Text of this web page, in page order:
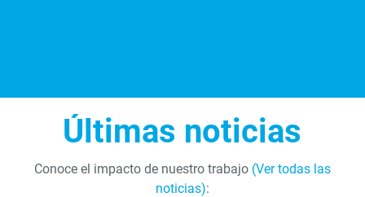
Últimas noticias
Conoce el impacto de nuestro trabajo(Ver todas las
noticias):